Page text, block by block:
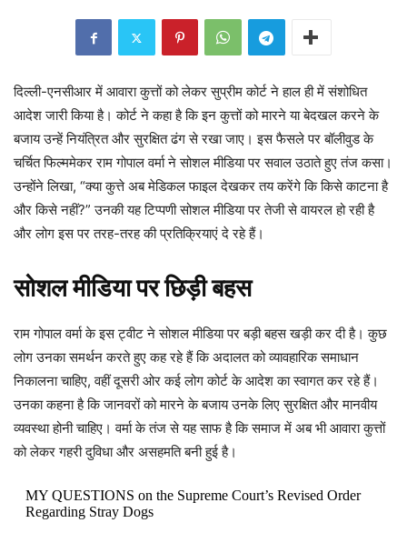
दिल्ली-एनसीआर में आवारा कुत्तों को लेकर सुप्रीम कोर्ट ने हाल ही में संशोधित
आदेश जारी किया है। कोर्ट ने कहा है कि इन कुत्तों को मारने या बेदखल करने के
बजाय उन्हें नियंत्रित और सुरक्षित ढंग से रखा जाए। इस फैसले पर बॉलीवुड के
चर्चित फिल्ममेकर राम गोपाल वर्मा ने सोशल मीडिया पर सवाल उठाते हुए तंज कसा।
उन्होंने लिखा, “क्या कुत्ते अब मेडिकल फाइल देखकर तय करेंगे कि किसे काटना है
और किसे नहीं?” उनकी यह टिप्पणी सोशल मीडिया पर तेजी से वायरल हो रही है
और लोग इस पर तरह-तरह की प्रतिक्रियाएं दे रहे हैं।
सोशल मीडिया पर छिड़ी बहस
राम गोपाल वर्मा के इस ट्वीट ने सोशल मीडिया पर बड़ी बहस खड़ी कर दी है। कुछ
लोग उनका समर्थन करते हुए कह रहे हैं कि अदालत को व्यावहारिक समाधान
निकालना चाहिए, वहीं दूसरी ओर कई लोग कोर्ट के आदेश का स्वागत कर रहे हैं।
उनका कहना है कि जानवरों को मारने के बजाय उनके लिए सुरक्षित और मानवीय
व्यवस्था होनी चाहिए। वर्मा के तंज से यह साफ है कि समाज में अब भी आवारा कुत्तों
को लेकर गहरी दुविधा और असहमति बनी हुई है।
MY QUESTIONS on the Supreme Court’s Revised Order
Regarding Stray Dogs